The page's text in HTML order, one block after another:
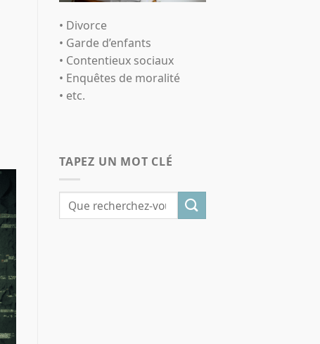
• Divorce
• Garde d’enfants
• Contentieux sociaux
• Enquêtes de moralité
• etc.
TAPEZ UN MOT CLÉ